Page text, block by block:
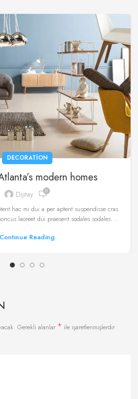
DECORATION
modern homes
Dijitay 0
hac mi dui a per aptent suspendisse cras
laoreet dui praesent sodales sodales....
Continue Reading
Gerekli alanlar * ile işaretlenmişlerdir